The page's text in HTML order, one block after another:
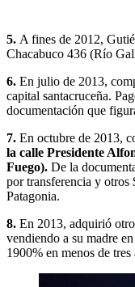
5. A fines de 2012,
Chacabuco 436 (Río
6. En julio de 2013,
capital santacruceña.
documentación que
7. En octubre de 2013,
la calle Presidente
Fuego). De la
por transferencia y otros
Patagonia.
8. En 2013, adquirió
vendiendo a su madre
1900% en menos de tres